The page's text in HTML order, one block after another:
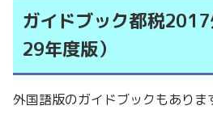
ガイドブック都税
29年度版）
外国語版のガイドブックもありま